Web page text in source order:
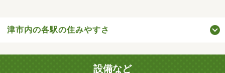
津市内の各駅の住みやすさ
設備など